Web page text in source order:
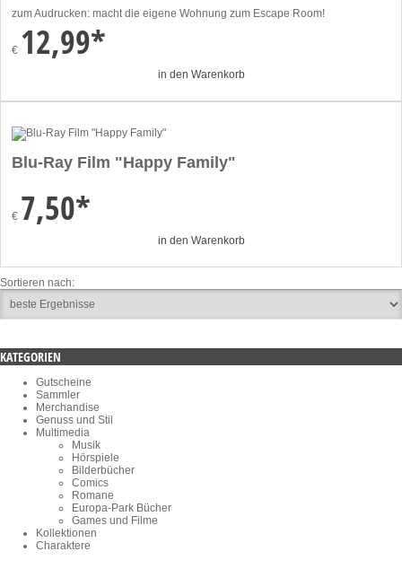
zum Audrucken: macht die eigene Wohnung zum Escape Room!
€ 12,99*
in den Warenkorb
Blu-Ray Film "Happy Family"
€ 7,50*
in den Warenkorb
Sortieren nach:
KATEGORIEN
Gutscheine
Sammler
Merchandise
Genuss und Stil
Multimedia
Musik
Hörspiele
Bilderbücher
Comics
Romane
Europa-Park Bücher
Games und Filme
Kollektionen
Charaktere